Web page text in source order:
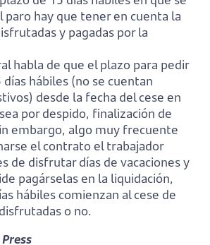
paro hay que tener en cuenta la
y pagadas por la
habla de que el plazo para pedir
hábiles (no se cuentan
desde la fecha del cese en
por despido, finalización de
embargo, algo muy frecuente
el contrato el trabajador
de disfrutar días de vacaciones y
pagárselas en la liquidación,
hábiles comienzan al cese de
o no.